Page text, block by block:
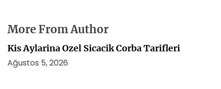
More From Author
Kis Aylarina Ozel Sicacik Corba Tarifleri
Ağustos 5, 2026